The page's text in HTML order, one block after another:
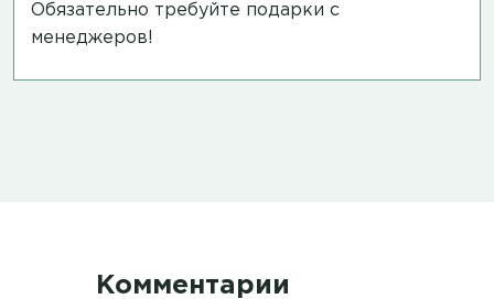
Обязательно требуйте подарки с
менеджеров!
Комментарии